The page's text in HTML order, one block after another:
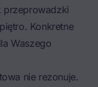
przeprowadzki
Konkretne
Waszego
nie rezonuje.